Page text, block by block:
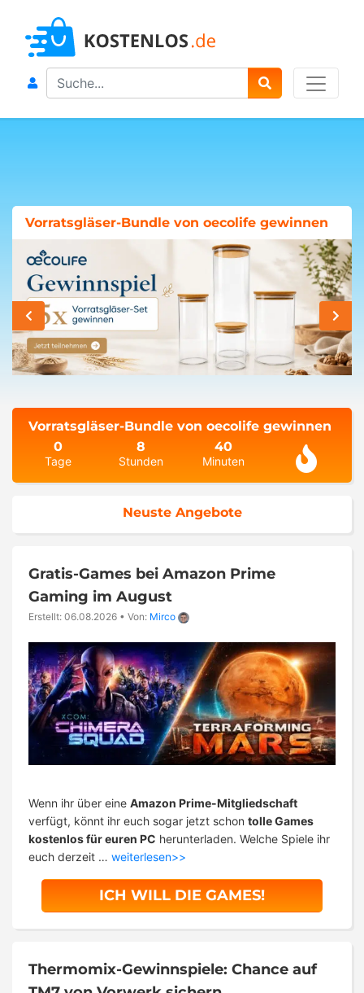
Search
Vorratsgläser-Bundle von oecolife gewinnen
Vorratsgläser-Bundle von oecolife gewinnen
0
Tage
8
Stunden
40
Minuten
Neuste Angebote
Gratis-Games bei Amazon Prime
Gaming im August
Erstellt: 06.08.2026 • Von: Mirco
Wenn ihr über eine Amazon Prime-Mitgliedschaft
verfügt, könnt ihr euch sogar jetzt schon tolle Games
kostenlos für euren PC herunterladen. Welche Spiele ihr
euch derzeit … weiterlesen>>
ICH WILL DIE GAMES!
Thermomix-Gewinnspiele: Chance auf